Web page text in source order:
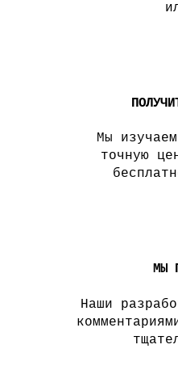
Мы
точную
МЫ
Наши